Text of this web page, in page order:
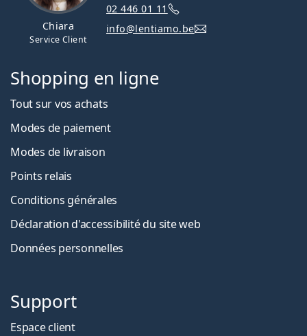
Chiara
Service Client
02 446 01 11
info@lentiamo.be
Shopping en ligne
Tout sur vos achats
Modes de paiement
Modes de livraison
Points relais
Conditions générales
Déclaration d'accessibilité du site web
Données personnelles
Support
Espace client